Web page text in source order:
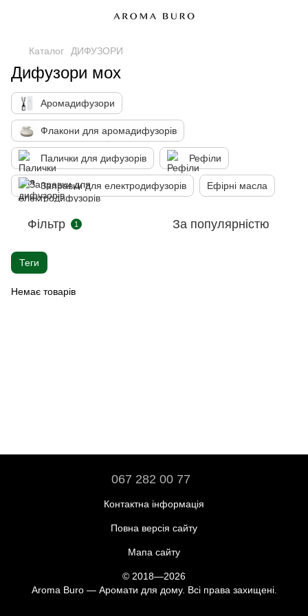
Каталог ДИФУЗОРИ
Дифузори мох
Аромадифузори
Флакони для аромадифузорів
Палички для дифузорів Рефіли
Заправки для електродифузорів Ефірні масла
Фільтр 1 За популярністю
Теги
Немає товарів
067 282 00 77
Контактна інформація
Повна версія сайту
Мапа сайту
© 2018—2026
Aroma Buro — Аромати для дому. Всі права захищені.